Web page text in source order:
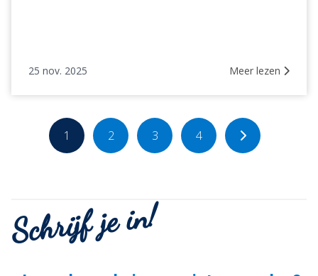
25 nov. 2025 Meer lezen
1 2 3 4
Schrijf je in!